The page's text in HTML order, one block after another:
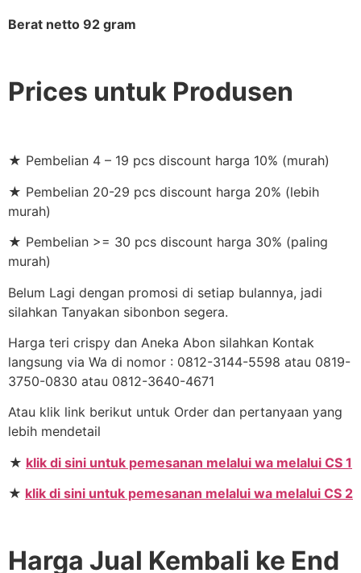
Berat netto 92 gram
Prices untuk Produsen
★ Pembelian 4 – 19 pcs discount harga 10% (murah)
★ Pembelian 20-29 pcs discount harga 20% (lebih
murah)
★ Pembelian >= 30 pcs discount harga 30% (paling
murah)
Belum Lagi dengan promosi di setiap bulannya, jadi
silahkan Tanyakan sibonbon segera.
Harga teri crispy dan Aneka Abon silahkan Kontak
langsung via Wa di nomor : 0812-3144-5598 atau 0819-
3750-0830 atau 0812-3640-4671
Atau klik link berikut untuk Order dan pertanyaan yang
lebih mendetail
★ klik di sini untuk pemesanan melalui wa melalui CS 1
★ klik di sini untuk pemesanan melalui wa melalui CS 2
Harga Jual Kembali ke End